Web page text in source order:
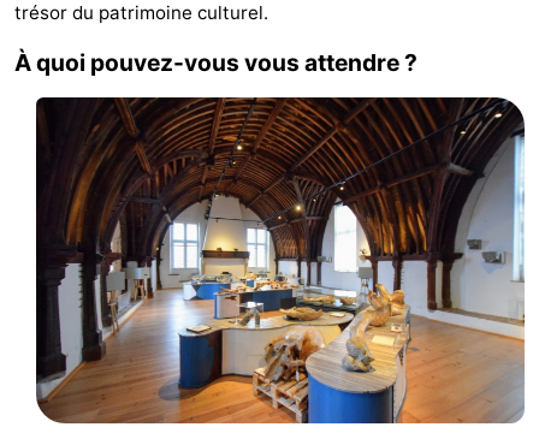
-
Buitenheem
-
De
Duinoord
Ginsterveld
Julianahoeve
Livingstone
Port
trésor du patrimoine culturel.
À quoi pouvez-vous vous attendre ?